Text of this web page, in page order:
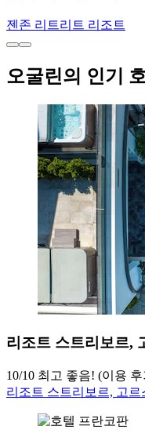
젠존 리트리트 리조트
오굴린의 인기
리조트 스트리보르,
10/10 최고 좋음! (이용 후
리조트 스트리보르, 고르